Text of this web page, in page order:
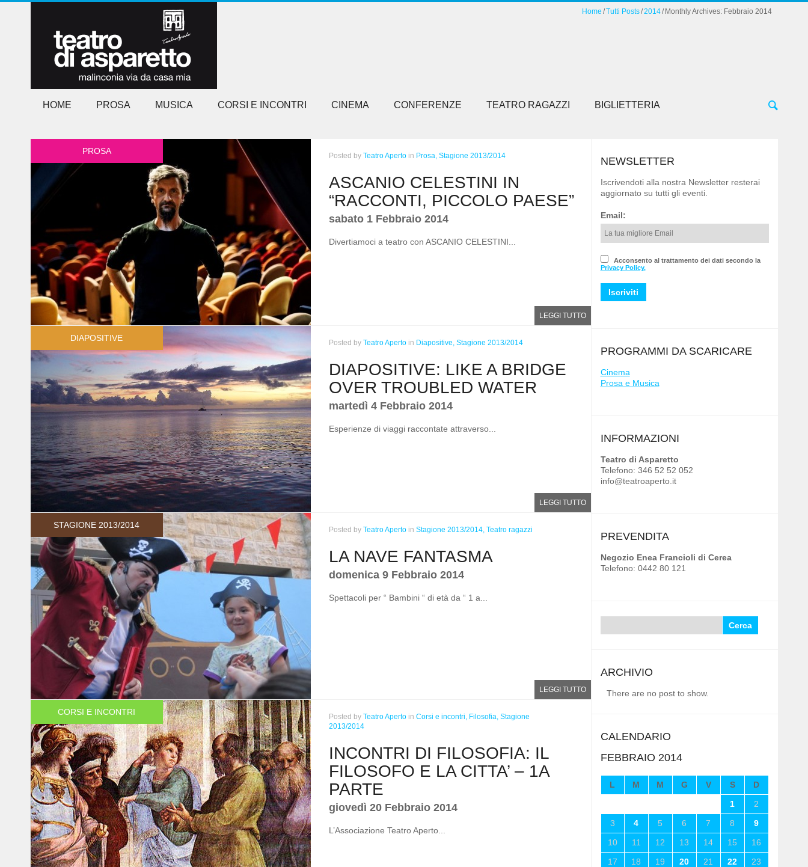
Home Tutti Posts 2014 Monthly Archives: Febbraio 2014
HOME PROSA MUSICA CORSI E INCONTRI CINEMA CONFERENZE TEATRO RAGAZZI BIGLIETTERIA
PROSA Posted by Teatro Aperto in Prosa, Stagione 2013/2014
ASCANIO CELESTINI IN
“RACCONTI, PICCOLO PAESE”
sabato 1 Febbraio 2014
Divertiamoci a teatro con ASCANIO CELESTINI...
LEGGI TUTTO
DIAPOSITIVE Posted by Teatro Aperto in Diapositive, Stagione 2013/2014
DIAPOSITIVE: LIKE A BRIDGE
OVER TROUBLED WATER
martedì 4 Febbraio 2014
Esperienze di viaggi raccontate attraverso...
LEGGI TUTTO
STAGIONE 2013/2014 Posted by Teatro Aperto in Stagione 2013/2014, Teatro ragazzi
LA NAVE FANTASMA
domenica 9 Febbraio 2014
Spettacoli per “ Bambini “ di età da “ 1 a...
LEGGI TUTTO
CORSI E INCONTRI Posted by Teatro Aperto in Corsi e incontri, Filosofia, Stagione
2013/2014
INCONTRI DI FILOSOFIA: IL
FILOSOFO E LA CITTA’ – 1A
PARTE
giovedì 20 Febbraio 2014
L’Associazione Teatro Aperto...
NEWSLETTER
Iscrivendoti alla nostra Newsletter resterai
aggiornato su tutti gli eventi.
Email:
Acconsento al trattamento dei dati secondo la
Privacy Policy.
PROGRAMMI DA SCARICARE
Cinema
Prosa e Musica
INFORMAZIONI
Teatro di Asparetto
Telefono: 346 52 52 052
info@teatroaperto.it
PREVENDITA
Negozio Enea Francioli di Cerea
Telefono: 0442 80 121
ARCHIVIO
There are no post to show.
CALENDARIO
FEBBRAIO 2014
L M M G V S
D
1
2
3
4 5 6 7 8
9
10
11 12 13 14 15
16
17
18 19 20 21 22
23